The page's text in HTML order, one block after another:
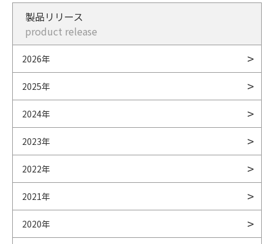
製品リリース
product release
2026年
2025年
2024年
2023年
2022年
2021年
2020年